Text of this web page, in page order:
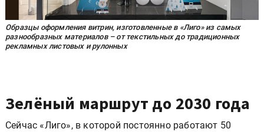
Образцы оформления витрин, изготовленные в «Лиго» из самых
разнообразных материалов – от текстильных до традиционных
рекламных листовых и рулонных
Зелёный маршрут до 2030 года
Сейчас «Лиго», в которой постоянно работают 50